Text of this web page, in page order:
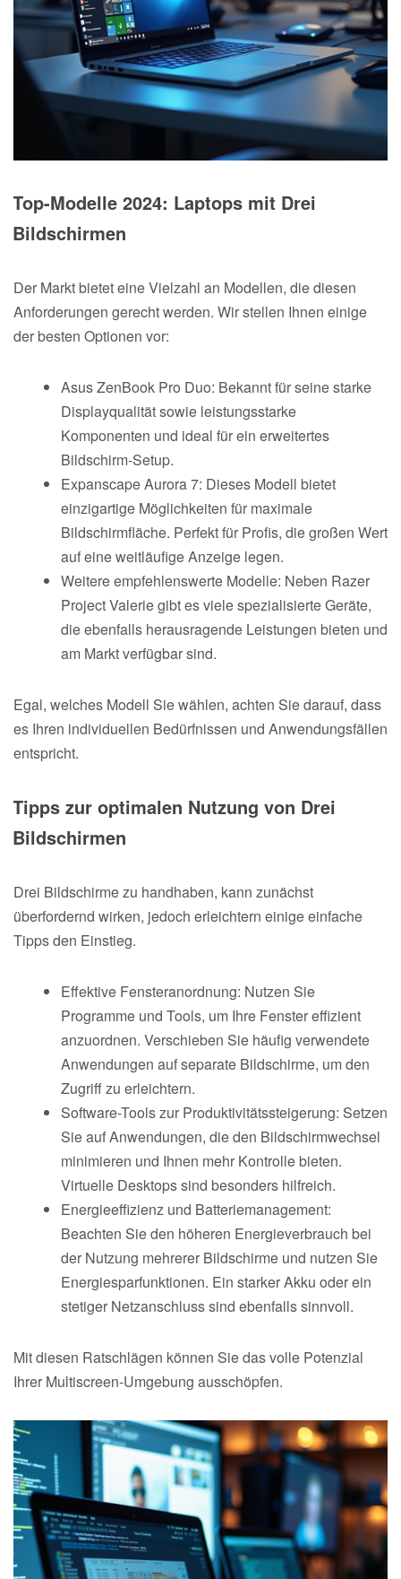
Top-Modelle 2024: Laptops mit Drei
Bildschirmen
Der Markt bietet eine Vielzahl an Modellen, die diesen
Anforderungen gerecht werden. Wir stellen Ihnen einige
der besten Optionen vor:
Asus ZenBook Pro Duo: Bekannt für seine starke
Displayqualität sowie leistungsstarke
Komponenten und ideal für ein erweitertes
Bildschirm-Setup.
Expanscape Aurora 7: Dieses Modell bietet
einzigartige Möglichkeiten für maximale
Bildschirmfläche. Perfekt für Profis, die großen Wert
auf eine weitläufige Anzeige legen.
Weitere empfehlenswerte Modelle: Neben Razer
Project Valerie gibt es viele spezialisierte Geräte,
die ebenfalls herausragende Leistungen bieten und
am Markt verfügbar sind.
Egal, welches Modell Sie wählen, achten Sie darauf, dass
es Ihren individuellen Bedürfnissen und Anwendungsfällen
entspricht.
Tipps zur optimalen Nutzung von Drei
Bildschirmen
Drei Bildschirme zu handhaben, kann zunächst
überfordernd wirken, jedoch erleichtern einige einfache
Tipps den Einstieg.
Effektive Fensteranordnung: Nutzen Sie
Programme und Tools, um Ihre Fenster effizient
anzuordnen. Verschieben Sie häufig verwendete
Anwendungen auf separate Bildschirme, um den
Zugriff zu erleichtern.
Software-Tools zur Produktivitätssteigerung: Setzen
Sie auf Anwendungen, die den Bildschirmwechsel
minimieren und Ihnen mehr Kontrolle bieten.
Virtuelle Desktops sind besonders hilfreich.
Energieeffizienz und Batteriemanagement:
Beachten Sie den höheren Energieverbrauch bei
der Nutzung mehrerer Bildschirme und nutzen Sie
Energiesparfunktionen. Ein starker Akku oder ein
stetiger Netzanschluss sind ebenfalls sinnvoll.
Mit diesen Ratschlägen können Sie das volle Potenzial
Ihrer Multiscreen-Umgebung ausschöpfen.